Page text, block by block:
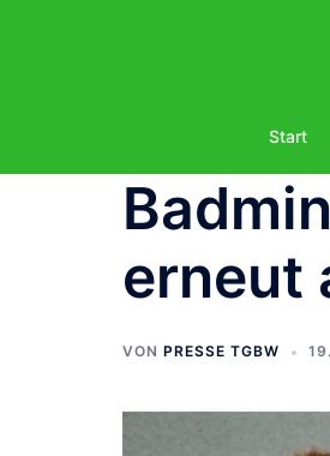
Start
erneut
VON PRESSE TGBW